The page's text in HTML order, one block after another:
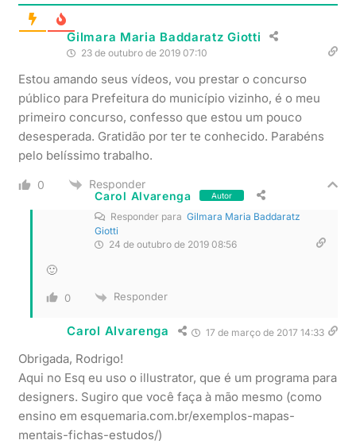
Gilmara Maria Baddaratz Giotti
23 de outubro de 2019 07:10
Estou amando seus vídeos, vou prestar o concurso
público para Prefeitura do município vizinho, é o meu
primeiro concurso, confesso que estou um pouco
desesperada. Gratidão por ter te conhecido. Parabéns
pelo belíssimo trabalho.
0
Responder
Carol Alvarenga
Autor
Responder paraGilmara Maria Baddaratz
Giotti
24 de outubro de 2019 08:56
🙂
0 Responder
Carol Alvarenga 17 de março de 2017 14:33
Obrigada, Rodrigo!
Aqui no Esq eu uso o illustrator, que é um programa para
designers. Sugiro que você faça à mão mesmo (como
ensino em esquemaria.com.br/exemplos-mapas-
mentais-fichas-estudos/)